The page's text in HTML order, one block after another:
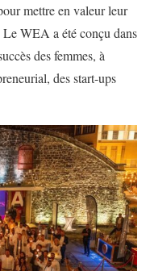
mettre en valeur leur
WEA a été conçu dans
des femmes, à
des start-ups